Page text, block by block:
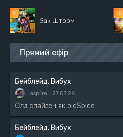
Зак Шторм
Прямий ефір
Бейблейд. Вибух
asp1re 27.07.26
Олд спайзен як oldSpice
Бейблейд. Вибух